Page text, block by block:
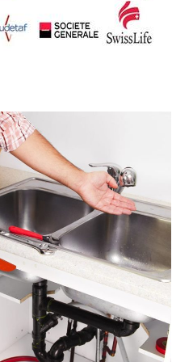
à laver
eau Saint-
robinet Saint-
Saint-
Saint-Germain-
Saint-Germain-
l’installation de
vous également sur
que les prix varient
(temps de la
parcourir, heure et
matériel utilisé…). En
doit se déplacer
week-ends ou lors
horaire sera plus
aux heures de
pièces défectueuses
cela aura